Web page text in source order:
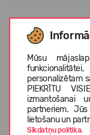
Mūsu
personalizētam
PIEKRĪTU
izmantošanai
partneriem.
lietošanu un
Sīkdatņu politika.
KOPŠANAS
PAR CROCS™
KLIENTU